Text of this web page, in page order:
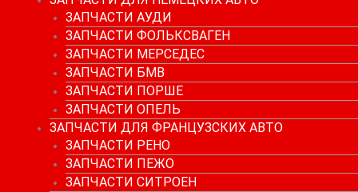
ЗАПЧАСТИ АУДИ
ЗАПЧАСТИ ФОЛЬКСВАГЕН
ЗАПЧАСТИ МЕРСЕДЕС
ЗАПЧАСТИ БМВ
ЗАПЧАСТИ ПОРШЕ
ЗАПЧАСТИ ОПЕЛЬ
ЗАПЧАСТИ ДЛЯ ФРАНЦУЗСКИХ АВТО
ЗАПЧАСТИ РЕНО
ЗАПЧАСТИ ПЕЖО
ЗАПЧАСТИ СИТРОЕН